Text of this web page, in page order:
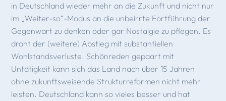
in Deutschland wieder mehr an die Zukunft und nicht nur
im „Weiter-so“-Modus an die unbeirrte Fortführung der
Gegenwart zu denken oder gar Nostalgie zu pflegen. Es
droht der (weitere) Abstieg mit substantiellen
Wohlstandsverluste. Schön­reden gepaart mit
Untätigkeit kann sich das Land nach über 15 Jahren
ohne zukunftsweisende Struk­turreformen nicht mehr
leisten. Deutschland kann so vieles besser und hat